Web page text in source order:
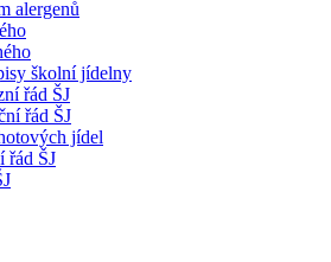
alergenů
školní jídelny
řád ŠJ
řád ŠJ
jídel
řád ŠJ